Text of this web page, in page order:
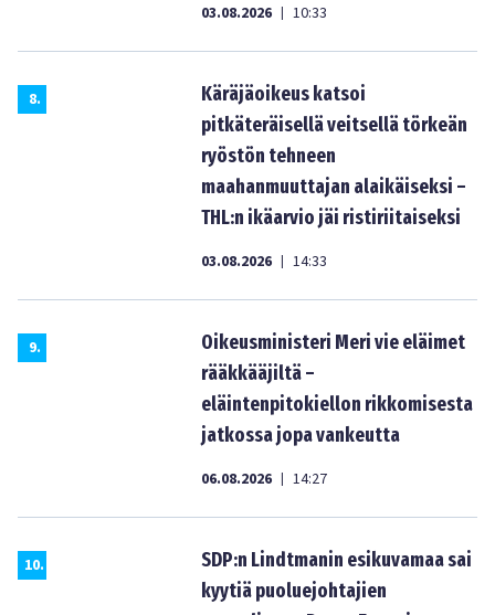
03.08.2026 | 10:33
8.
Käräjäoikeus katsoi
pitkäteräisellä veitsellä törkeän
ryöstön tehneen
maahanmuuttajan alaikäiseksi –
THL:n ikäarvio jäi ristiriitaiseksi
03.08.2026 | 14:33
9.
Oikeusministeri Meri vie eläimet
rääkkääjiltä –
eläintenpitokiellon rikkomisesta
jatkossa jopa vankeutta
06.08.2026 | 14:27
10.
SDP:n Lindtmanin esikuvamaa sai
kyytiä puoluejohtajien